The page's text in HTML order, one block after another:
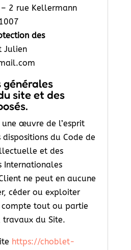
2 rue Kellermann
des
Julien
générales
site et des
une œuvre de l’esprit
du Code de
et des
Internationales
ne peut en aucune
céder ou exploiter
tout ou partie
travaux du Site.
https://choblet-